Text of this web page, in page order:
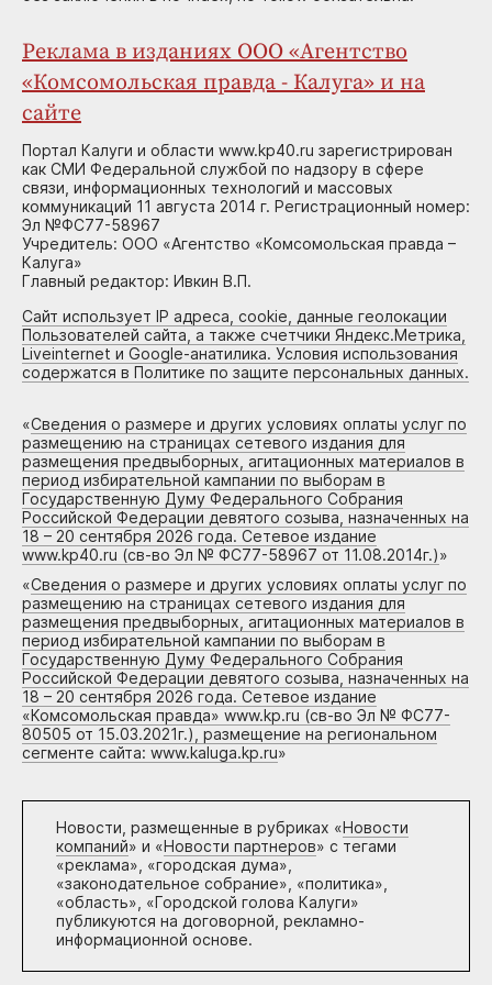
Реклама в изданиях ООО «Агентство
«Комсомольская правда - Калуга» и на
сайте
Портал Калуги и области www.kp40.ru зарегистрирован
как СМИ Федеральной службой по надзору в сфере
связи, информационных технологий и массовых
коммуникаций 11 августа 2014 г. Регистрационный номер:
Эл №ФС77-58967
Учредитель: ООО «Агентство «Комсомольская правда –
Калуга»
Главный редактор: Ивкин В.П.
Сайт использует IP адреса, cookie, данные геолокации
Пользователей сайта, а также счетчики Яндекс.Метрика,
Liveinternet и Google-анатилика. Условия использования
содержатся в Политике по защите персональных данных.
«Сведения о размере и других условиях оплаты услуг по
размещению на страницах сетевого издания для
размещения предвыборных, агитационных материалов в
период избирательной кампании по выборам в
Государственную Думу Федерального Собрания
Российской Федерации девятого созыва, назначенных на
18 – 20 сентября 2026 года. Сетевое издание
www.kp40.ru (св-во Эл № ФС77-58967 от 11.08.2014г.)»
«Сведения о размере и других условиях оплаты услуг по
размещению на страницах сетевого издания для
размещения предвыборных, агитационных материалов в
период избирательной кампании по выборам в
Государственную Думу Федерального Собрания
Российской Федерации девятого созыва, назначенных на
18 – 20 сентября 2026 года. Сетевое издание
«Комсомольская правда» www.kp.ru (св-во Эл № ФС77-
80505 от 15.03.2021г.), размещение на региональном
сегменте сайта: www.kaluga.kp.ru»
Новости, размещенные в рубриках «Новости
компаний» и «Новости партнеров» с тегами
«реклама», «городская дума»,
«законодательное собрание», «политика»,
«область», «Городской голова Калуги»
публикуются на договорной, рекламно-
информационной основе.